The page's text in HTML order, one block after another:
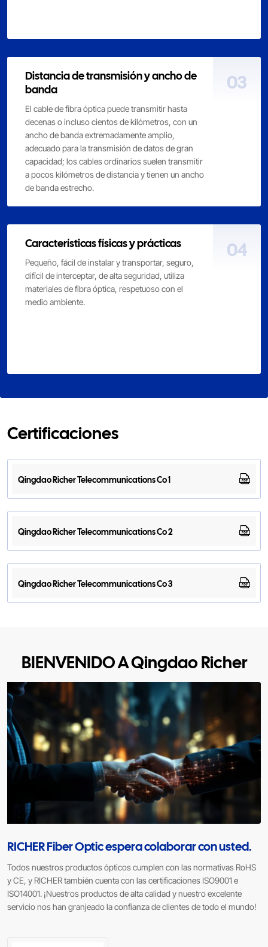
Distancia de transmisión y ancho de
banda
El cable de fibra óptica puede transmitir hasta
decenas o incluso cientos de kilómetros, con un
ancho de banda extremadamente amplio,
adecuado para la transmisión de datos de gran
capacidad; los cables ordinarios suelen transmitir
a pocos kilómetros de distancia y tienen un ancho
de banda estrecho.
03
Características físicas y prácticas
Pequeño, fácil de instalar y transportar, seguro,
difícil de interceptar, de alta seguridad, utiliza
materiales de fibra óptica, respetuoso con el
medio ambiente.
04
Certificaciones
Qingdao Richer Telecommunications Co 1
Qingdao Richer Telecommunications Co 2
Qingdao Richer Telecommunications Co 3
BIENVENIDO A Qingdao Richer
RICHER Fiber Optic espera colaborar con usted.
Todos nuestros productos ópticos cumplen con las normativas RoHS
y CE, y RICHER también cuenta con las certificaciones ISO9001 e
ISO14001. ¡Nuestros productos de alta calidad y nuestro excelente
servicio nos han granjeado la confianza de clientes de todo el mundo!